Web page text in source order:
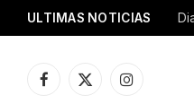
ULTIMAS NOTICIAS
Facebook
X
Instagram